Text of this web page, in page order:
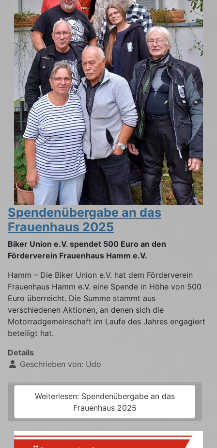
Spendenübergabe an das
Frauenhaus 2025
Biker Union e.V. spendet 500 Euro an den
Förderverein Frauenhaus Hamm e.V.
Hamm – Die Biker Union e.V. hat dem Förderverein
Frauenhaus Hamm e.V. eine Spende in Höhe von 500
Euro überreicht. Die Summe stammt aus
verschiedenen Aktionen, an denen sich die
Motorradgemeinschaft im Laufe des Jahres engagiert
beteiligt hat.
Details
Geschrieben von: Udo
Weiterlesen: Spendenübergabe an das
Frauenhaus 2025